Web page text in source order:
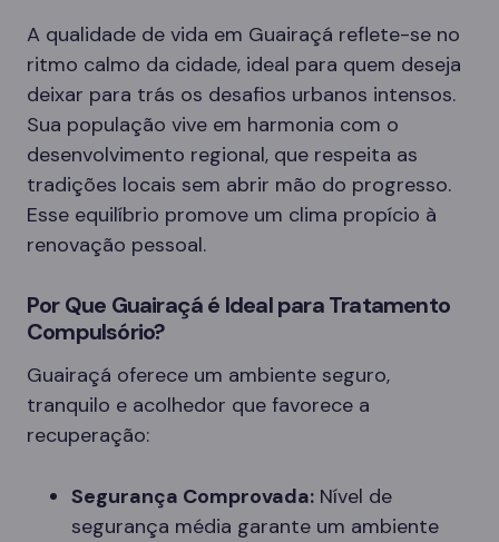
A qualidade de vida em Guairaçá reflete-se no
ritmo calmo da cidade, ideal para quem deseja
deixar para trás os desafios urbanos intensos.
Sua população vive em harmonia com o
desenvolvimento regional, que respeita as
tradições locais sem abrir mão do progresso.
Esse equilíbrio promove um clima propício à
renovação pessoal.
Por Que Guairaçá é Ideal para Tratamento
Compulsório?
Guairaçá oferece um ambiente seguro,
tranquilo e acolhedor que favorece a
recuperação:
Segurança Comprovada: Nível de
segurança média garante um ambiente